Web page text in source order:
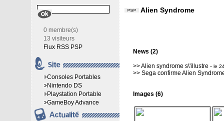
0 membre(s)
13 visiteurs
Flux RSS PSP
Consoles Portables
Nintendo DS
Playstation Portable
GameBoy Advance
Alien Syndrome
News (2)
>>Alien syndrome s\'illustre - le
>> Sega confirme Alien
Images (6)